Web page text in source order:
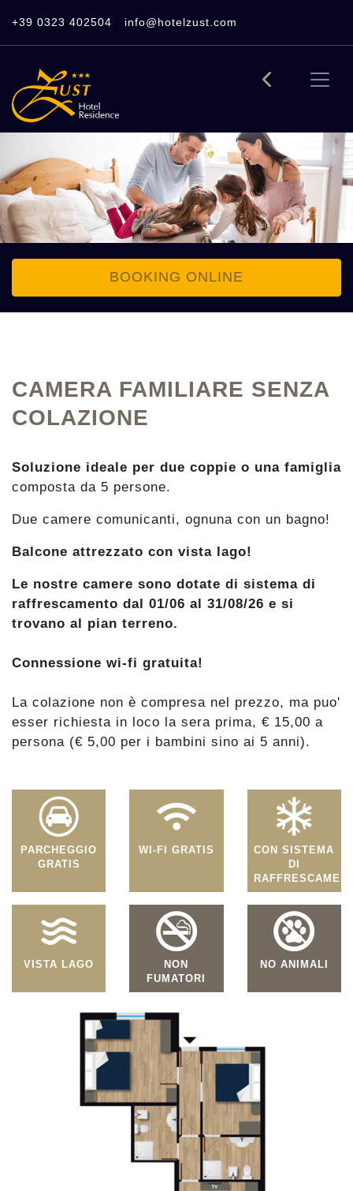
+39 0323 402504 info@hotelzust.com
BOOKING ONLINE
CAMERA FAMILIARE SENZA
COLAZIONE
Soluzione ideale per due coppie o una famiglia
composta da 5 persone.
Due camere comunicanti, ognuna con un bagno!
Balcone attrezzato con vista lago!
Le nostre camere sono dotate di sistema di
raffrescamento dal 01/06 al 31/08/26 e si
trovano al pian terreno.
Connessione wi-fi gratuita!
La colazione non è compresa nel prezzo, ma puo'
esser richiesta in loco la sera prima, € 15,00 a
persona (€ 5,00 per i bambini sino ai 5 anni).
PARCHEGGIO
GRATIS
WI-FI GRATIS
CON SISTEMA
DI
VISTA LAGO
NON
FUMATORI
NO ANIMALI